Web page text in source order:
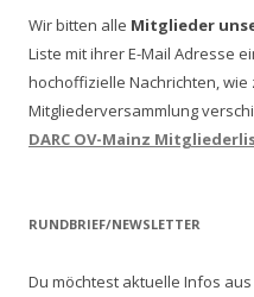
Wir bitten alle Mitglieder
Liste mit ihrer E-Mail Adresse
hochoffizielle Nachrichten, wie
Mitgliederversammlung
DARC OV-Mainz
RUNDBRIEF/NEWSLETTER
Du möchtest aktuelle Infos